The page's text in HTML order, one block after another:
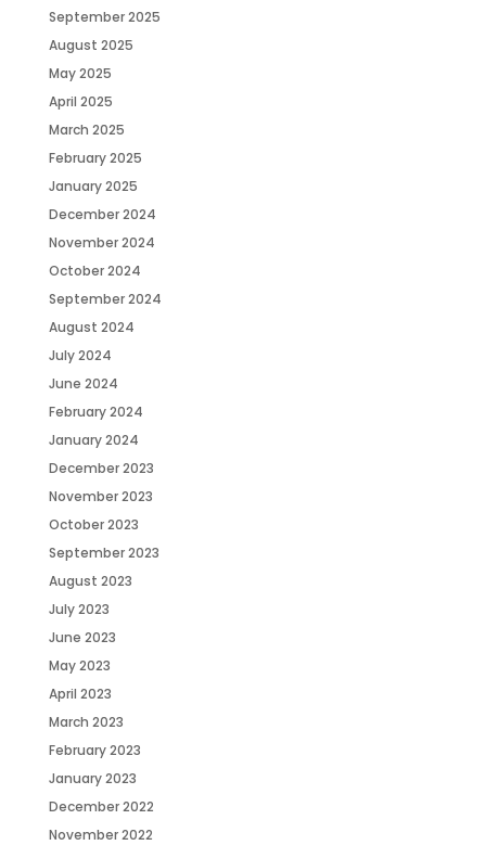
September 2025
August 2025
May 2025
April 2025
March 2025
February 2025
January 2025
December 2024
November 2024
October 2024
September 2024
August 2024
July 2024
June 2024
February 2024
January 2024
December 2023
November 2023
October 2023
September 2023
August 2023
July 2023
June 2023
May 2023
April 2023
March 2023
February 2023
January 2023
December 2022
November 2022